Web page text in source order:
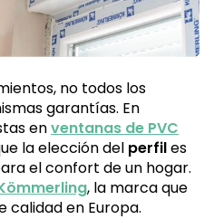
no todos los
garantías. En
enventanas de PVC
la elección del perfiles
el confort de un hogar.
, la marca que
calidad en Europa.